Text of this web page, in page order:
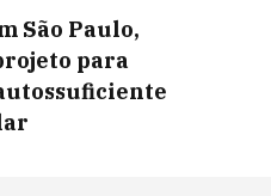
São Paulo,
para